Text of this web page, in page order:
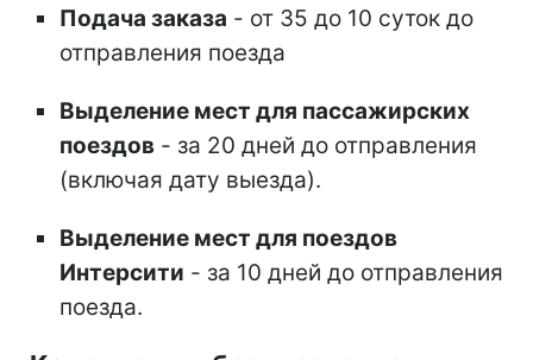
Подача заказа - от 35 до 10 суток до
отправления поезда
Выделение мест для пассажирских
поездов - за 20 дней до отправления
(включая дату выезда).
Выделение мест для поездов
Интерсити - за 10 дней до отправления
поезда.